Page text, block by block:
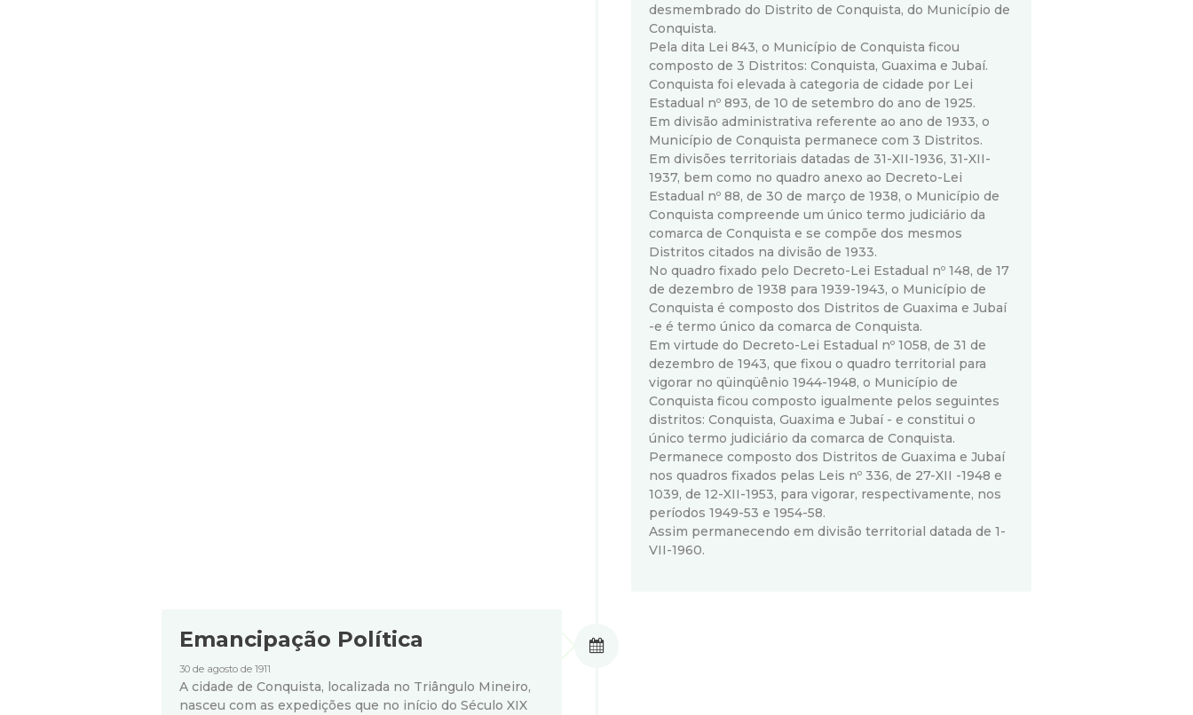
desmembrado do Distrito de Conquista, do Município de
Conquista.
Pela dita Lei 843, o Município de Conquista ficou
composto de 3 Distritos: Conquista, Guaxima e Jubaí.
Conquista foi elevada à categoria de cidade por Lei
Estadual nº 893, de 10 de setembro do ano de 1925.
Em divisão administrativa referente ao ano de 1933, o
Município de Conquista permanece com 3 Distritos.
Em divisões territoriais datadas de 31-XII-1936, 31-XII-
1937, bem como no quadro anexo ao Decreto-Lei
Estadual nº 88, de 30 de março de 1938, o Município de
Conquista compreende um único termo judiciário da
comarca de Conquista e se compõe dos mesmos
Distritos citados na divisão de 1933.
No quadro fixado pelo Decreto-Lei Estadual nº 148, de 17
de dezembro de 1938 para 1939-1943, o Município de
Conquista é composto dos Distritos de Guaxima e Jubaí
-e é termo único da comarca de Conquista.
Em virtude do Decreto-Lei Estadual nº 1058, de 31 de
dezembro de 1943, que fixou o quadro territorial para
vigorar no qüinqüênio 1944-1948, o Município de
Conquista ficou composto igualmente pelos seguintes
distritos: Conquista, Guaxima e Jubaí - e constitui o
único termo judiciário da comarca de Conquista.
Permanece composto dos Distritos de Guaxima e Jubaí
nos quadros fixados pelas Leis nº 336, de 27-XII -1948 e
1039, de 12-XII-1953, para vigorar, respectivamente, nos
períodos 1949-53 e 1954-58.
Assim permanecendo em divisão territorial datada de 1-
VII-1960.
Emancipação Política
30 de agosto de 1911
A cidade de Conquista, localizada no Triângulo Mineiro,
nasceu com as expedições que no início do Século XIX